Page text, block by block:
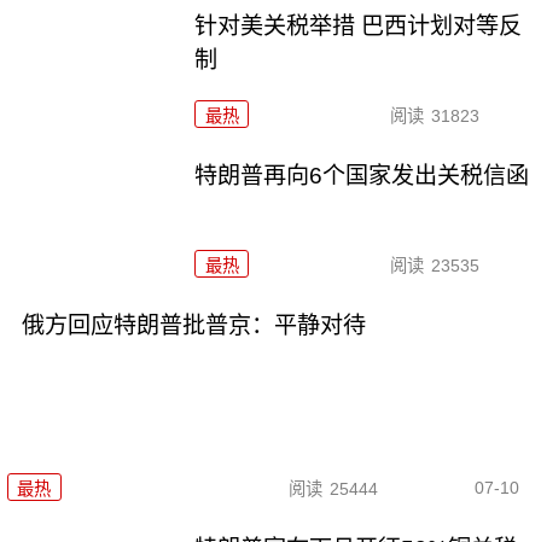
针对美关税举措 巴西计划对等反
制
最热 阅读 31823
特朗普再向6个国家发出关税信函
最热 阅读 23535
俄方回应特朗普批普京：平静对待
最热 阅读 25444 07-10